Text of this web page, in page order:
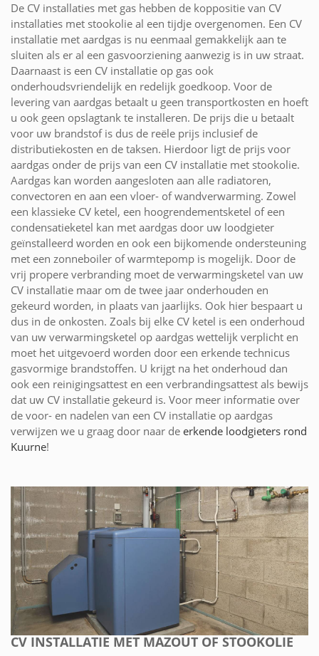
De CV installaties met gas hebben de koppositie van CV
installaties met stookolie al een tijdje overgenomen. Een CV
installatie met aardgas is nu eenmaal gemakkelijk aan te
sluiten als er al een gasvoorziening aanwezig is in uw straat.
Daarnaast is een CV installatie op gas ook
onderhoudsvriendelijk en redelijk goedkoop. Voor de
levering van aardgas betaalt u geen transportkosten en hoeft
u ook geen opslagtank te installeren. De prijs die u betaalt
voor uw brandstof is dus de reële prijs inclusief de
distributiekosten en de taksen. Hierdoor ligt de prijs voor
aardgas onder de prijs van een CV installatie met stookolie.
Aardgas kan worden aangesloten aan alle radiatoren,
convectoren en aan een vloer- of wandverwarming. Zowel
een klassieke CV ketel, een hoogrendementsketel of een
condensatieketel kan met aardgas door uw loodgieter
geïnstalleerd worden en ook een bijkomende ondersteuning
met een zonneboiler of warmtepomp is mogelijk. Door de
vrij propere verbranding moet de verwarmingsketel van uw
CV installatie maar om de twee jaar onderhouden en
gekeurd worden, in plaats van jaarlijks. Ook hier bespaart u
dus in de onkosten. Zoals bij elke CV ketel is een onderhoud
van uw verwarmingsketel op aardgas wettelijk verplicht en
moet het uitgevoerd worden door een erkende technicus
gasvormige brandstoffen. U krijgt na het onderhoud dan
ook een reinigingsattest en een verbrandingsattest als bewijs
dat uw CV installatie gekeurd is. Voor meer informatie over
de voor- en nadelen van een CV installatie op aardgas
verwijzen we u graag door naar de erkende loodgieters rond
Kuurne!
CV INSTALLATIE MET MAZOUT OF STOOKOLIE